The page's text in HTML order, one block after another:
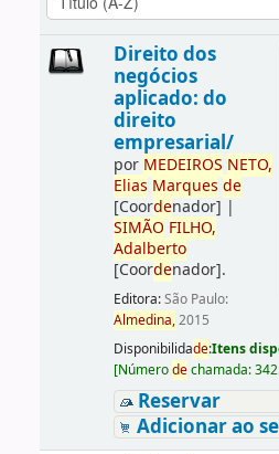
Direito dos
negócios
aplicado: do
direito
empresarial/
por MEDEIROS NETO,
Elias Marques de
[Coordenador] |
SIMÃO FILHO,
Adalberto
[Coordenador].
Editora:São Paulo:
Almedina,2015
Disponibilidade:Itens
[Númerodechamada:
Reservar
Adicionar ao